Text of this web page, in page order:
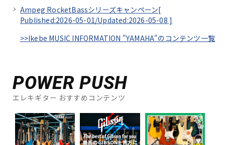
Ampeg RocketBassシリーズキャンペーン[
Published:2026-05-01/Updated:2026-05-08 ]
>>Ikebe MUSIC INFORMATION "YAMAHA"のコンテンツ一覧
POWER PUSH
エレキギター おすすめコンテンツ